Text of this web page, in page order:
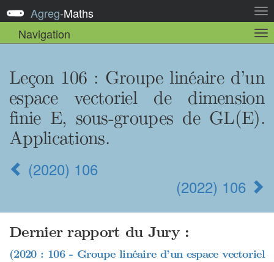
la
Agreg-Maths
Navigation
la
Leçon 106 : Groupe linéaire d’un
espace vectoriel de dimension
finie E, sous-groupes de GL(E).
Applications.
(2020) 106
(2022) 106
Dernier rapport du Jury :
(2020 : 106 - Groupe linéaire d’un espace vectoriel